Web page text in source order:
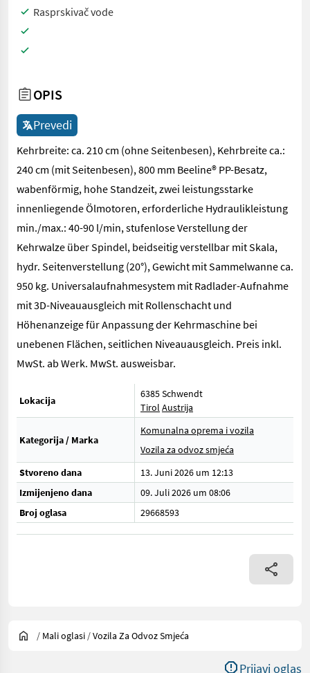
Rasprskivač vode
OPIS
Prevedi
Kehrbreite: ca. 210 cm (ohne Seitenbesen), Kehrbreite ca.:
240 cm (mit Seitenbesen), 800 mm Beeline® PP-Besatz,
wabenförmig, hohe Standzeit, zwei leistungsstarke
innenliegende Ölmotoren, erforderliche Hydraulikleistung
min./max.: 40-90 l/min, stufenlose Verstellung der
Kehrwalze über Spindel, beidseitig verstellbar mit Skala,
hydr. Seitenverstellung (20°), Gewicht mit Sammelwanne ca.
950 kg. Universalaufnahmesystem mit Radlader-Aufnahme
mit 3D-Niveauausgleich mit Rollenschacht und
Höhenanzeige für Anpassung der Kehrmaschine bei
unebenen Flächen, seitlichen Niveauausgleich. Preis inkl.
MwSt. ab Werk. MwSt. ausweisbar.
Lokacija
6385 Schwendt
Tirol Austrija
Kategorija / Marka
Komunalna oprema i vozila
Vozila za odvoz smjeća
Stvoreno dana
13. Juni 2026 um 12:13
Izmijenjeno dana
09. Juli 2026 um 08:06
Broj oglasa
29668593
/ Mali oglasi /Vozila Za Odvoz Smjeća
Prijavi oglas